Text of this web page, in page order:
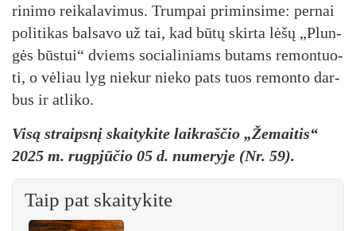
ri­ni­mo rei­ka­la­vi­mus. Trum­pai pri­min­si­me: per­nai
po­li­ti­kas bal­sa­vo už tai, kad bū­tų skir­ta lė­šų „Plun­
gės būs­tui“ dviems so­cia­li­niams bu­tams re­mon­tuo­
ti, o vė­liau lyg nie­kur nie­ko pa­ts tuos re­mon­to dar­
bus ir at­li­ko.
Visą straipsnį skaitykite laikraščio „Žemaitis“
2025 m. rugpjūčio 05 d. numeryje (Nr. 59).
Taip pat skaitykite